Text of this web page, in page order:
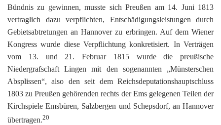
Bündnis zu gewinnen, musste sich Preußen am 14. Juni 1813
vertraglich dazu verpflichten, Entschädigungsleistungen durch
Gebietsabtretungen an Hannover zu erbringen. Auf dem Wiener
Kongress wurde diese Verpflichtung konkretisiert. In Verträgen
vom 13. und 21. Februar 1815 wurde die preußische
Niedergrafschaft Lingen mit den sogenannten „Münsterschen
Absplissen“, also den seit dem Reichsdeputationshauptschluss
1803 zu Preußen gehörenden rechts der Ems gelegenen Teilen der
Kirchspiele Emsbüren, Salzbergen und Schepsdorf, an Hannover
übertragen.20